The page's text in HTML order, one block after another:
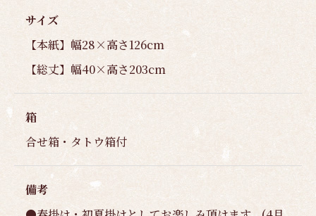
サイズ
【本紙】幅28×高さ126cm
【総丈】幅40×高さ203cm
箱
合せ箱・タトウ箱付
備考